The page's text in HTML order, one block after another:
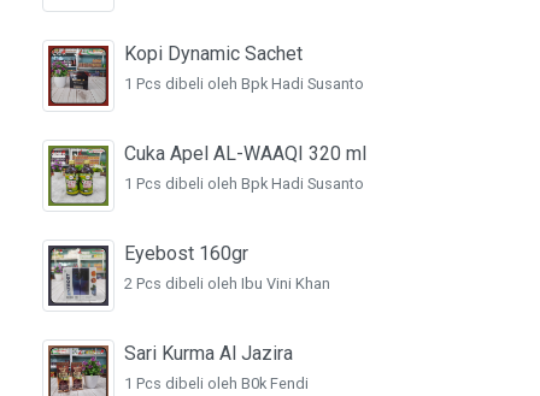
Kopi Dynamic Sachet
1 Pcs dibeli oleh Bpk Hadi Susanto
Cuka Apel AL-WAAQI 320 ml
1 Pcs dibeli oleh Bpk Hadi Susanto
Eyebost 160gr
2 Pcs dibeli oleh Ibu Vini Khan
Sari Kurma Al Jazira
1 Pcs dibeli oleh B0k Fendi